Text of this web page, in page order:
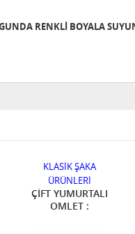
RENKLİ BOYALA
KLASİK ŞAKA
ÜRÜNLERİ
ÇİFT YUMURTALI
OMLET :